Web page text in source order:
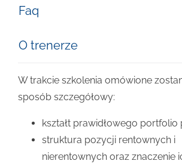
Faq
O trenerze
W trakcie szkolenia omówione
sposób szczegółowy:
kształt prawidłowego
struktura pozycji rentownych i
nierentownych oraz znaczenie